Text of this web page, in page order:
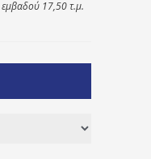
17,50 τ.μ.